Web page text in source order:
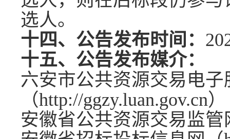
选人。
十四、公告发布时间：
十五、公告发布媒介：
六安市公共资源交易电子
（http://ggzy.luan.gov.cn）
安徽省公共资源交易监管